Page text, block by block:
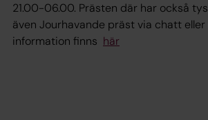
21.00-06.00. Prästen där har också
även Jourhavande präst via chatt
information finns här